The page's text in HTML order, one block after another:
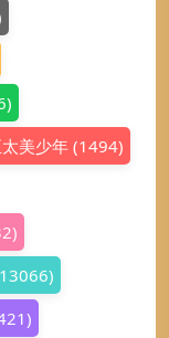
美少年(1494)